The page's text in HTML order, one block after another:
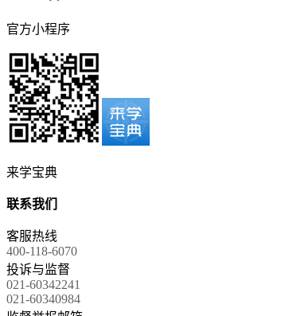
官方小程序
来学宝典
联系我们
客服热线
400-118-6070
投诉与监督
021-60342241
021-60340984